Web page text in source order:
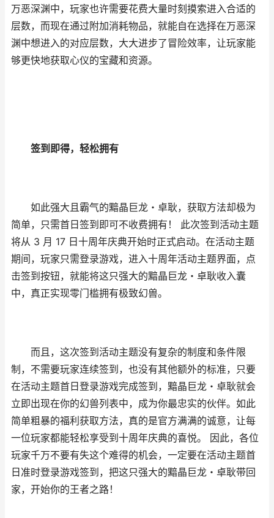
万恶深渊中，玩家也许需要花费大量时刻摸索进入合适的
层数，而现在通过附加消耗物品，就能自在选择在万恶深
渊中想进入的对应层数，大大进步了冒险效率，让玩家能
够更快地获取心仪的宝藏和资源。
签到即得，轻松拥有
如此强大且霸气的黯晶巨龙・卓耿，获取方法却极为
简单，只需首日签到即可不收费拥有！ 此次签到活动主题
将从 3 月 17 日十周年庆典开始时正式启动。在活动主题
期间，玩家只需登录游戏，进入十周年活动主题界面，点
击签到按钮，就能将这只强大的黯晶巨龙・卓耿收入囊
中，真正实现零门槛拥有极致幻兽。
而且，这次签到活动主题没有复杂的制度和条件限
制，不需要玩家连续签到，也没有其他额外的标准，只要
在活动主题首日登录游戏完成签到，黯晶巨龙・卓耿就会
立即出现在你的幻兽列表中，成为你最忠实的伙伴。如此
简单粗暴的福利获取方法，真的是官方满满的诚意，让每
一位玩家都能轻松享受到十周年庆典的喜悦。 因此，各位
玩家千万不要有失这个难得的机会，一定要在活动主题首
日准时登录游戏签到，把这只强大的黯晶巨龙・卓耿带回
家，开始你的王者之路！